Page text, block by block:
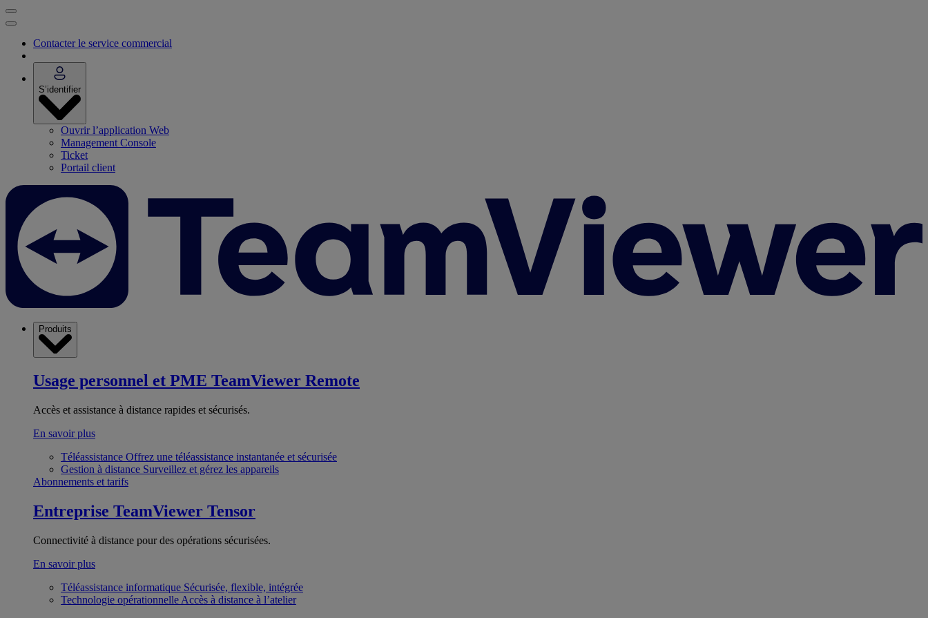
Contacter le service commercial
S’identifier
Ouvrir l’application Web
Management Console
Ticket
Portail client
Produits
Usage personnel et PME TeamViewer Remote
Accès et assistance à distance rapides et sécurisés.
En savoir plus
Téléassistance Offrez une téléassistance instantanée et sécurisée
Gestion à distance Surveillez et gérez les appareils
Abonnements et tarifs
Entreprise TeamViewer Tensor
Connectivité à distance pour des opérations sécurisées.
En savoir plus
Téléassistance informatique Sécurisée, flexible, intégrée
Technologie opérationnelle Accès à distance à l’atelier